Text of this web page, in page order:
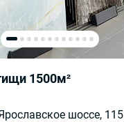
1500м²
шоссе, 115